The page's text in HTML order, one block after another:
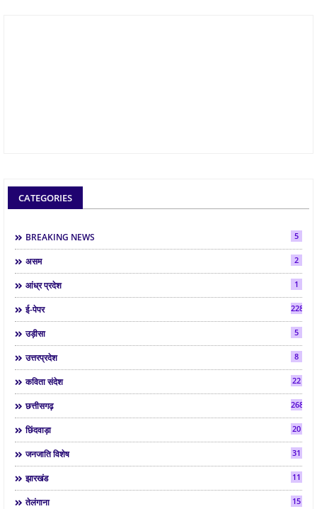
CATEGORIES
BREAKING NEWS 5
असम 2
आंध्र प्रदेश 1
ई-पेपर 2286
उड़ीसा 5
उत्तरप्रदेश 8
कविता संदेश 22
छत्तीसगढ़ 268
छिंदवाड़ा 20
जनजाति विशेष 31
झारखंड 11
तेलंगाना 15